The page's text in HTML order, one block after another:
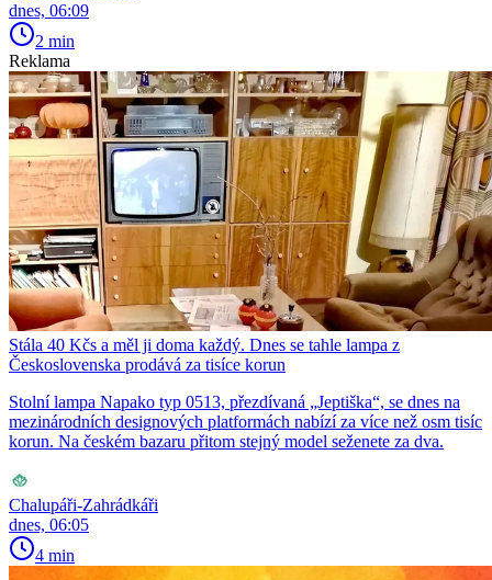
dnes, 06:09
2 min
Reklama
Stála 40 Kčs a měl ji doma každý. Dnes se tahle lampa z
Československa prodává za tisíce korun
Stolní lampa Napako typ 0513, přezdívaná „Jeptiška“, se dnes na
mezinárodních designových platformách nabízí za více než osm tisíc
korun. Na českém bazaru přitom stejný model seženete za dva.
Chalupáři-Zahrádkáři
dnes, 06:05
4 min